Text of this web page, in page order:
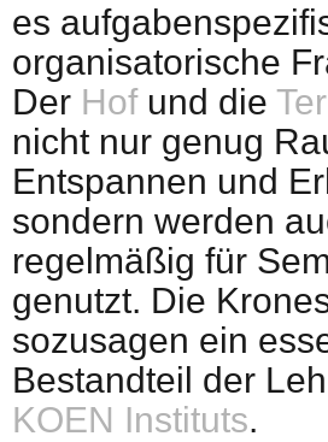
es
organisatorische
Der Hofund die
nicht nur genug
Entspannen und
sondern werden
regelmäßig für
genutzt. Die
sozusagen ein
Bestandteil der
KOEN Instituts.